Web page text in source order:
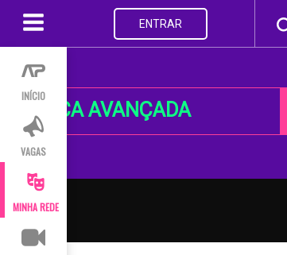
INÍCIO
VAGAS
MINHA REDE
ENTRAR
BUSCA AVANÇADA